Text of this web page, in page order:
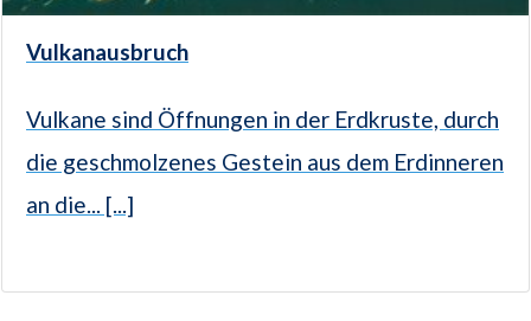
Vulkanausbruch
Vulkane sind Öffnungen in der Erdkruste, durch
die geschmolzenes Gestein aus dem Erdinneren
an die... [...]